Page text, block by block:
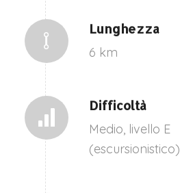
Lunghezza
6 km
Difficoltà
Medio, livello E
(escursionistico)